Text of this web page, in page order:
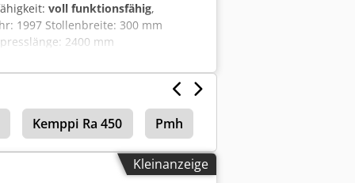
voll funktionsfähig,
1997 Stollenbreite: 300 mm
2400 mm
Aeyx Dz Njb Asrf
Raupenklemmung: pneumatisch,
x 1200 x 2300 mm (LxBxH)
Kemppi Ra 450 Pmh
Kleinanzeige